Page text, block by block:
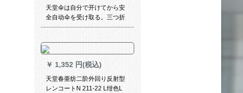
クレイン粉を配合していま
す。）M
天堂伞は自分で开けてから安
全自动伞を受け取る。三つ折
りの黒いゴムは紫外線防止と
小さい黒い傘を使います。
￥ 1,352 円(税込)
天堂春亜纺二阶外回り反射型
レンコートN 211-22 L绀色L